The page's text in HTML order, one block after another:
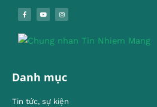
Danh mục
Tin tức, sự kiện